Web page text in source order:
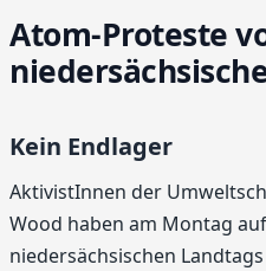
Atom-Proteste
Kein Endlager
AktivistInnen der
Wood haben am Montag
niedersächsischen